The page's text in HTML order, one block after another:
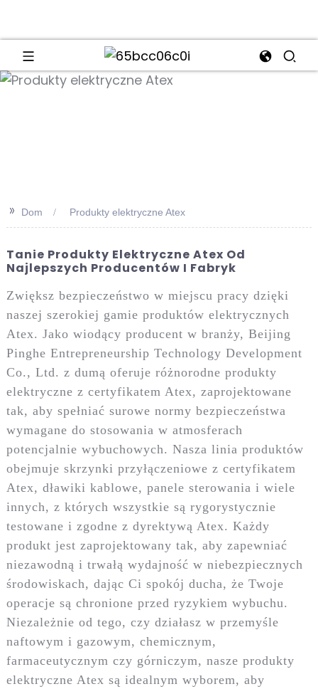
>> Dom Produkty elektryczne Atex
Tanie Produkty Elektryczne Atex Od
Najlepszych Producentów I Fabryk
Zwiększ bezpieczeństwo w miejscu pracy dzięki
naszej szerokiej gamie produktów elektrycznych
Atex. Jako wiodący producent w branży, Beijing
Pinghe Entrepreneurship Technology Development
Co., Ltd. z dumą oferuje różnorodne produkty
elektryczne z certyfikatem Atex, zaprojektowane
tak, aby spełniać surowe normy bezpieczeństwa
wymagane do stosowania w atmosferach
potencjalnie wybuchowych. Nasza linia produktów
obejmuje skrzynki przyłączeniowe z certyfikatem
Atex, dławiki kablowe, panele sterowania i wiele
innych, z których wszystkie są rygorystycznie
testowane i zgodne z dyrektywą Atex. Każdy
produkt jest zaprojektowany tak, aby zapewniać
niezawodną i trwałą wydajność w niebezpiecznych
środowiskach, dając Ci spokój ducha, że ​​Twoje
operacje są chronione przed ryzykiem wybuchu.
Niezależnie od tego, czy działasz w przemyśle
naftowym i gazowym, chemicznym,
farmaceutycznym czy górniczym, nasze produkty
elektryczne Atex są idealnym wyborem, aby